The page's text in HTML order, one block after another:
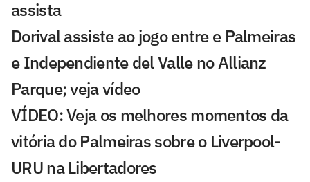
assista
Dorival assiste ao jogo entre e Palmeiras
e Independiente del Valle no Allianz
Parque; veja vídeo
VÍDEO: Veja os melhores momentos da
vitória do Palmeiras sobre o Liverpool-
URU na Libertadores